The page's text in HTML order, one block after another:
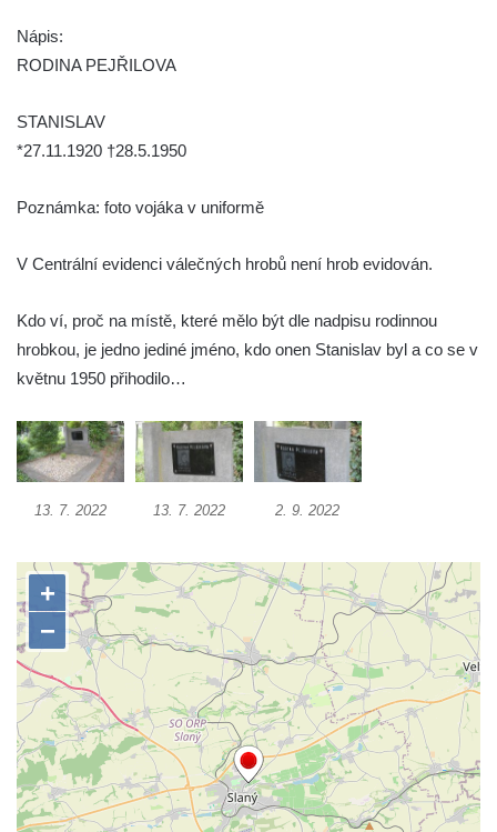
Hrob Ludvíka Tůmy na hřbitově ve Velešíně
Pomník obětem 2. světové války na hřbitově
Pamětní deska 240 MILES TO FREEDOM u
Kamarýta ve Velešíně
náměstí J. V. Kamarýta ve Velešíně
Pomník obětem 1. a 2. světové války v
Římově
Hrob Petera Korgera a Petra Štindla na
hřbitově v Římově
Předoníně
Pamětní deska obětem 1. světové války v
Plavu
Kenotaf Pepiho Meisela na hřbitově v
Dolním Podluží
Kenotaf Leopolda Malata na hřbitově v
Dolním Podluží
Kenotaf Antona Klause na hřbitově v
Dolním Podluží
Nápis:
RODINA PEJŘILOVA
STANISLAV
*27.11.1920 †28.5.1950
Poznámka: foto vojáka v uniformě
V Centrální evidenci válečných hrobů není hrob evidován.
Kdo ví, proč na místě, které mělo být dle nadpisu rodinnou
hrobkou, je jedno jediné jméno, kdo onen Stanislav byl a co se v
květnu 1950 přihodilo…
13. 7. 2022 13. 7. 2022 2. 9. 2022